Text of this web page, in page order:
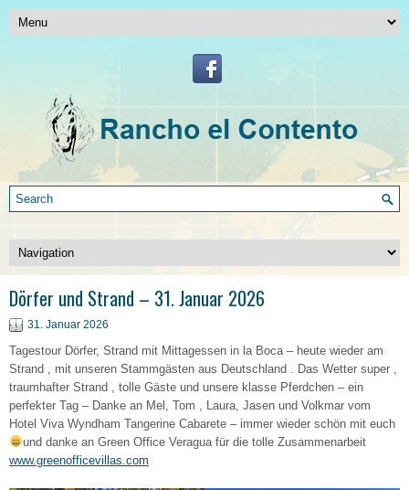
Dörfer und Strand – 31. Januar 2026
31. Januar 2026
Tagestour Dörfer, Strand mit Mittagessen in la Boca – heute wieder am
Strand , mit unseren Stammgästen aus Deutschland . Das Wetter super ,
traumhafter Strand , tolle Gäste und unsere klasse Pferdchen – ein
perfekter Tag – Danke an Mel, Tom , Laura, Jasen und Volkmar vom
Hotel Viva Wyndham Tangerine Cabarete – immer wieder schön mit euch
und danke an Green Office Veragua für die tolle Zusammenarbeit
www.greenofficevillas.com